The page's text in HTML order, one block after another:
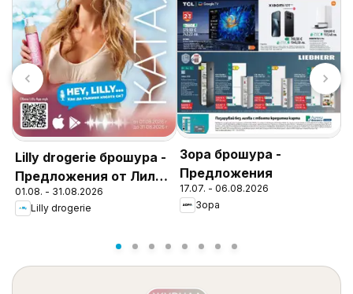
Lilly drogerie брошура -
Предложения от Лили
Дрогерие
01.08. - 31.08.2026
Lilly drogerie
Зора брошура -
Предложения
17.07. - 06.08.2026
Зора